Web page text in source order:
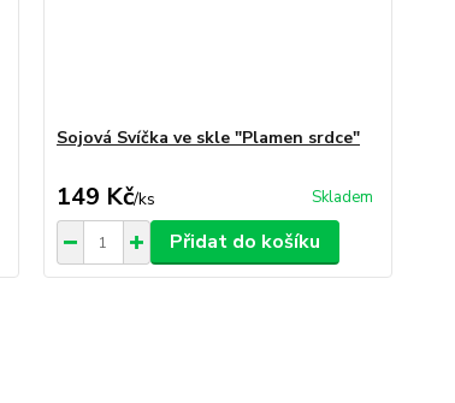
Sojová Svíčka ve skle "Plamen srdce"
149 Kč/ks Skladem
Přidat do košíku